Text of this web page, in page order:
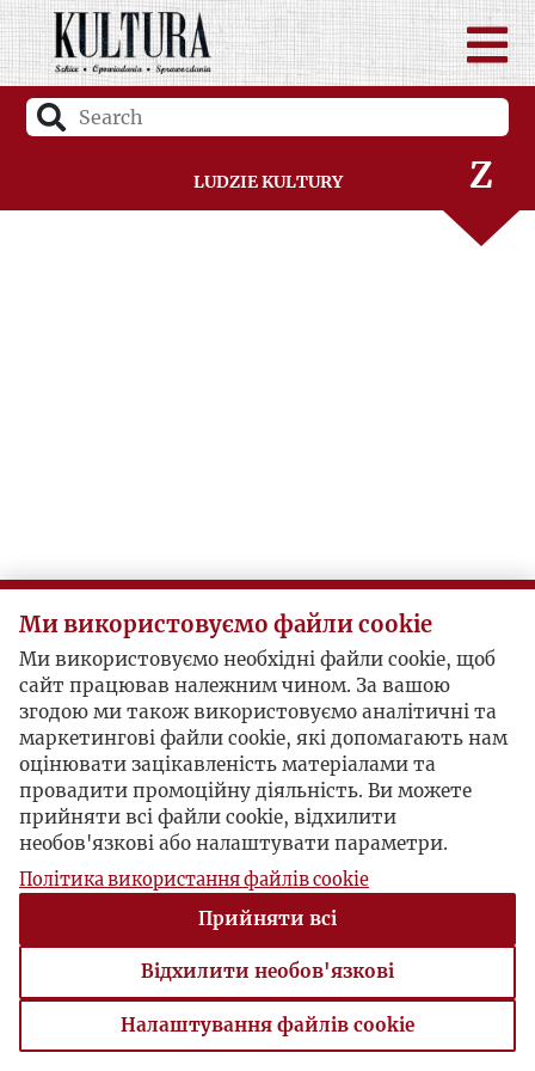
Ludzie Kultury
V
W
Z
Ż
Ми використовуємо файли cookie
Ми використовуємо необхідні файли cookie, щоб
сайт працював належним чином. За вашою
згодою ми також використовуємо аналітичні та
маркетингові файли cookie, які допомагають нам
оцінювати зацікавленість матеріалами та
провадити промоційну діяльність. Ви можете
прийняти всі файли cookie, відхилити
необов'язкові або налаштувати параметри.
Політика використання файлів cookie
Прийняти всі
Відхилити необов'язкові
Налаштування файлів cookie
Налаштування файлів cookie